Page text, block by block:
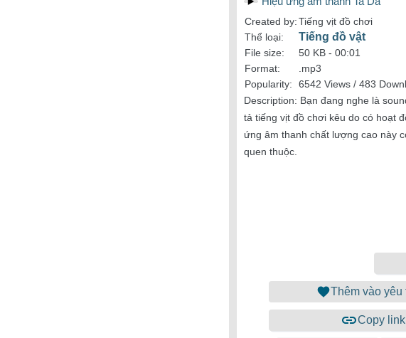
Created by:Tiếng vịt đồ chơi
Thể loại:
Tiếng đồ vật
File size: 50 KB - 00:01
Format:
.mp3
Popularity:
6542 Views / 483
Description: Bạn đang nghe là
tả tiếng vịt đồ chơi kêu do có hoạt
ứng âm thanh chất lượng cao này
quen thuộc.
Thêm vào yêu
Copy link